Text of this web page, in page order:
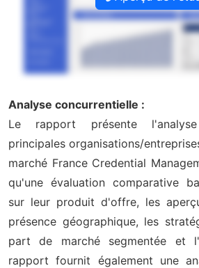
Analyse concurrentielle :
Le rapport présente
principales organisations/
marché France Credential
qu'une évaluation comparative
sur leur produit d'offre, les
présence géographique, les
part de marché segmentée et
rapport fournit également une